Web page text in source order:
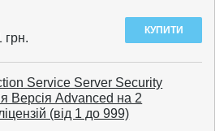
грн.
Service Server Security
Версія Advanced на 2
(від 1 до 999)